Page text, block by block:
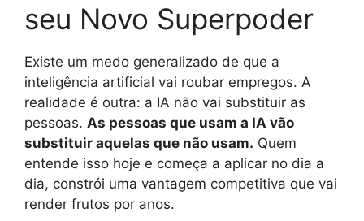
seu Novo Superpoder
Existe um medo generalizado de que a
inteligência artificial vai roubar empregos. A
realidade é outra: a IA não vai substituir as
pessoas. As pessoas que usam a IA vão
substituir aquelas que não usam. Quem
entende isso hoje e começa a aplicar no dia a
dia, constrói uma vantagem competitiva que vai
render frutos por anos.